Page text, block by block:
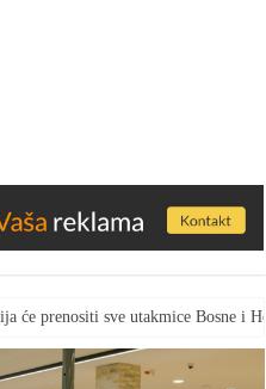
će prenositi sve utakmice Bosne i